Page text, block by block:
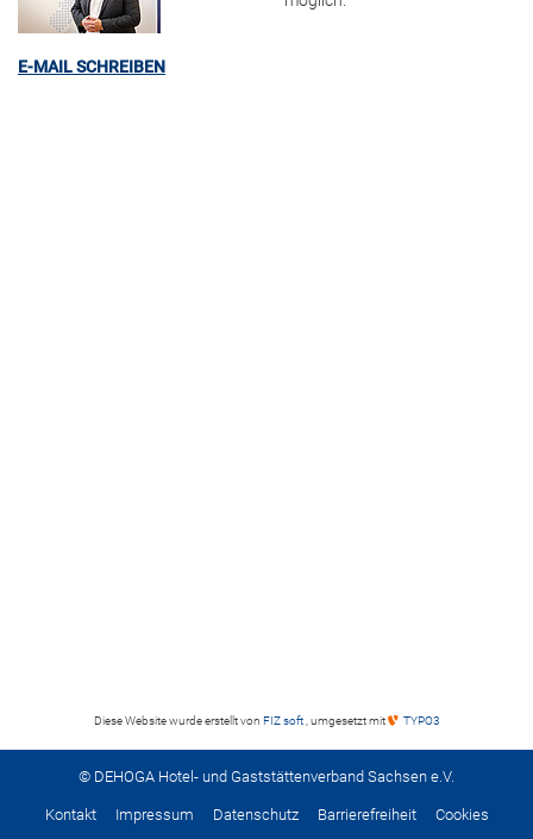
E-MAIL SCHREIBEN
Diese Website wurde erstellt von FIZ soft , umgesetzt mit TYPO3
© DEHOGA Hotel- und Gaststättenverband Sachsen e.V.
Kontakt Impressum Datenschutz Barrierefreiheit Cookies